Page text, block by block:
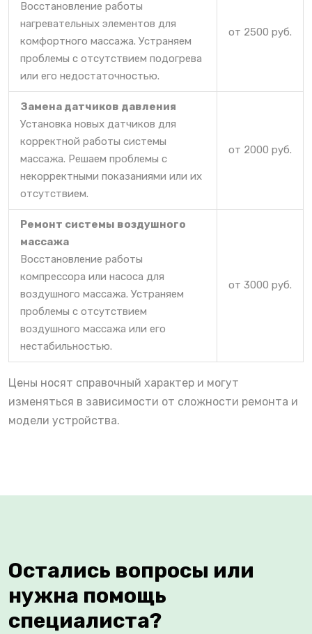
Восстановление работы
нагревательных элементов для
комфортного массажа. Устраняем
проблемы с отсутствием подогрева
или его недостаточностью.
от 2500 руб.
Замена датчиков давления
Установка новых датчиков для
корректной работы системы
массажа. Решаем проблемы с
некорректными показаниями или их
отсутствием.
от 2000 руб.
Ремонт системы воздушного
массажа
Восстановление работы
компрессора или насоса для
воздушного массажа. Устраняем
проблемы с отсутствием
воздушного массажа или его
нестабильностью.
от 3000 руб.
Цены носят справочный характер и могут
изменяться в зависимости от сложности ремонта и
модели устройства.
Остались вопросы или
нужна помощь
специалиста?